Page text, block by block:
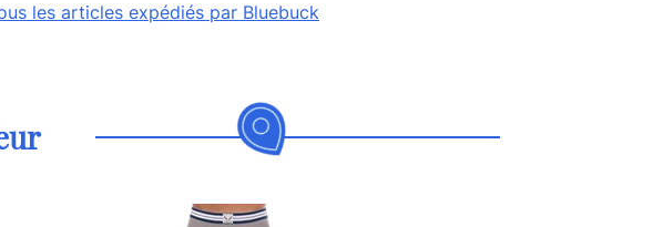
les articles expédiés par Bluebuck